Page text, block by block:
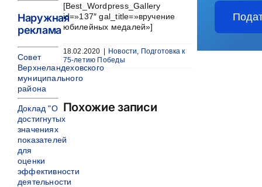
[Best_Wordpress_Gallery
id=»137″ gal_title=»вручение
юбилейных медалей»]
18.02.2020 | Новости
Подготовка к
75-летию Победы
Похожие записи
Наружная
реклама
Совет
Верхнеландеховского
муниципального
района
Доклад "О
достигнутых
значениях
показателей
для
оценки
эффективности
деятельности